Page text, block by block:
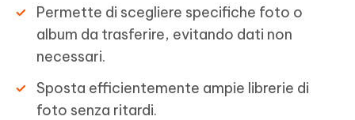
Permette di scegliere specifiche foto o
album da trasferire, evitando dati non
necessari.
Sposta efficientemente ampie librerie di
foto senza ritardi.